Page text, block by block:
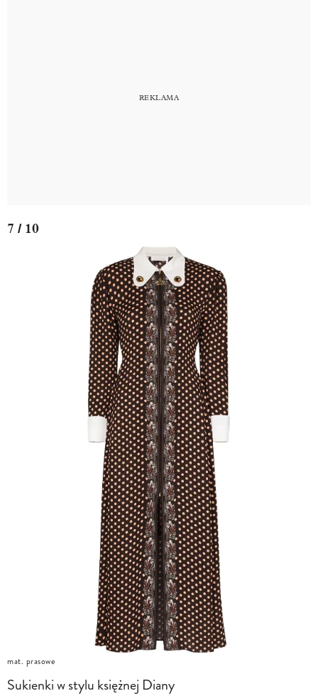
7 / 10
mat. prasowe
Sukienki w stylu księżnej Diany